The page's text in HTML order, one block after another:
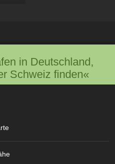
in Deutschland,
Schweiz finden«